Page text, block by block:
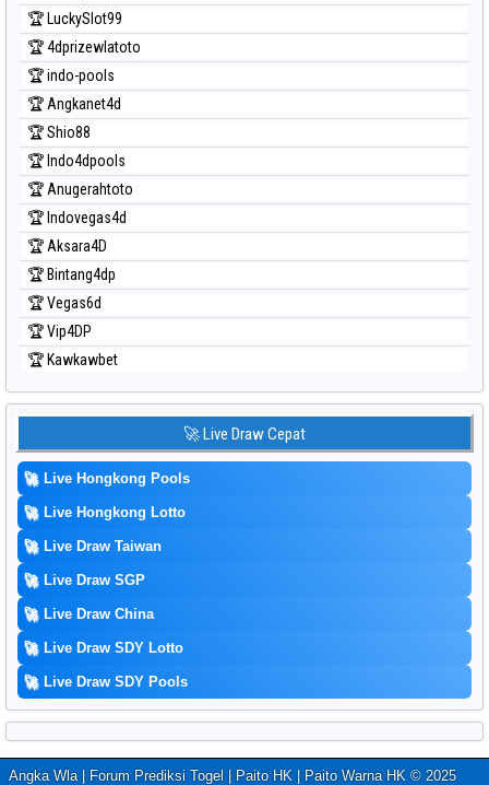
🏆 LuckySlot99
🏆 4dprizewlatoto
🏆 indo-pools
🏆 Angkanet4d
🏆 Shio88
🏆 Indo4dpools
🏆 Anugerahtoto
🏆 Indovegas4d
🏆 Aksara4D
🏆 Bintang4dp
🏆 Vegas6d
🏆 Vip4DP
🏆 Kawkawbet
🚀 Live Draw Cepat
🚀 Live Hongkong Pools
🚀 Live Hongkong Lotto
🚀 Live Draw Taiwan
🚀 Live Draw SGP
🚀 Live Draw China
🚀 Live Draw SDY Lotto
🚀 Live Draw SDY Pools
Angka Wla | Forum Prediksi Togel | Paito HK | Paito Warna HK © 2025